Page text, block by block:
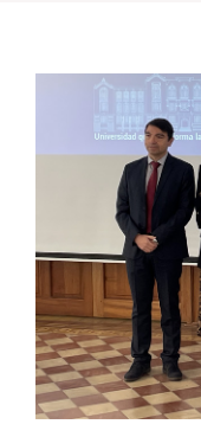
Postgrado
Formación Continua
Estudiantes
Académicos
Funcionarios
Alumni